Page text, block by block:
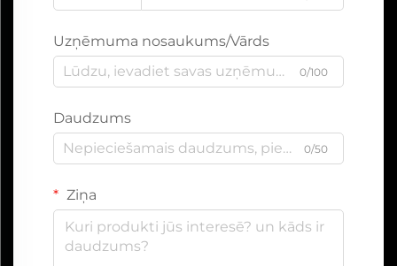
Uzņēmuma nosaukums/Vārds
0/100
Daudzums
0/50
Ziņa